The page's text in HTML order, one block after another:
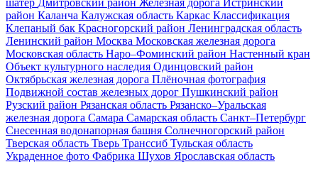
район Каланча Калужская область Каркас Классификация
Клепаный бак Красногорский район Ленинградская область
Ленинский район Москва Московская железная дорога
Московская область Наро–Фоминский район Настенный кран
Объект культурного наследия Одинцовский район
Октябрьская железная дорога Плёночная фотография
Подвижной состав железных дорог Пушкинский район
Рузский район Рязанская область Рязанско–Уральская
железная дорога Самара Самарская область Санкт–Петербург
Снесенная водонапорная башня Солнечногорский район
Тверская область Тверь Транссиб Тульская область
Украденное фото Фабрика Шухов Ярославская область